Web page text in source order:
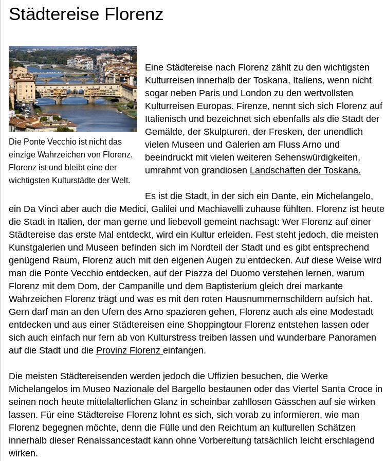
Städtereise Florenz
Die Ponte Vecchio ist nicht das
einzige Wahrzeichen von Florenz.
Florenz ist und bleibt eine der
wichtigsten Kulturstädte der Welt.
Eine Städtereise nach Florenz zählt zu den wichtigsten
Kulturreisen innerhalb der Toskana, Italiens, wenn nicht
sogar neben Paris und London zu den wertvollsten
Kulturreisen Europas. Firenze, nennt sich sich Florenz auf
Italienisch und bezeichnet sich ebenfalls als die Stadt der
Gemälde, der Skulpturen, der Fresken, der unendlich
vielen Museen und Galerien am Fluss Arno und
beeindruckt mit vielen weiteren Sehenswürdigkeiten,
umrahmt von grandiosen Landschaften der Toskana.
Es ist die Stadt, in der sich ein Dante, ein Michelangelo,
ein Da Vinci aber auch die Medici, Galilei und Machiavelli zuhause fühlten. Florenz ist heute
die Stadt in Italien, der man gerne und liebevoll gemeint nachsagt: Wer Florenz auf einer
Städtereise das erste Mal entdeckt, wird ein Kultur erleiden. Fest steht jedoch, die meisten
Kunstgalerien und Museen befinden sich im Nordteil der Stadt und es gibt entsprechend
genügend Raum, Florenz auch mit den eigenen Augen zu entdecken. Auf diese Weise wird
man die Ponte Vecchio entdecken, auf der Piazza del Duomo verstehen lernen, warum
Florenz mit dem Dom, der Campanille und dem Baptisterium gleich drei markante
Wahrzeichen Florenz trägt und was es mit den roten Hausnummernschildern aufsich hat.
Gern darf man an den Ufern des Arno spazieren gehen, Florenz auch als eine Modestadt
entdecken und aus einer Städtereisen eine Shoppingtour Florenz entstehen lassen oder
sich auch einfach nur fern ab von Kulturstress treiben lassen und wunderbare Panoramen
auf die Stadt und die Provinz Florenz einfangen.
Die meisten Städtereisenden werden jedoch die Uffizien besuchen, die Werke
Michelangelos im Museo Nazionale del Bargello bestaunen oder das Viertel Santa Croce in
seinen noch heute mittelalterlichen Glanz in scheinbar zahllosen Gässchen auf sie wirken
lassen. Für eine Städtereise Florenz lohnt es sich, sich vorab zu informieren, wie man
Florenz begegnen möchte, denn die Fülle und den Reichtum an kulturellen Schätzen
innerhalb dieser Renaissancestadt kann ohne Vorbereitung tatsächlich leicht erschlagend
wirken.